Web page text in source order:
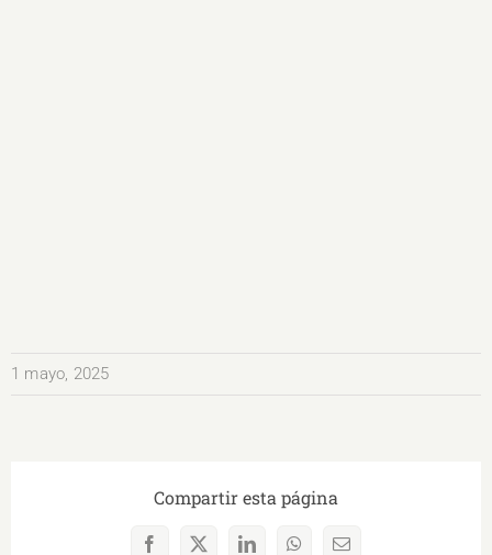
1 mayo, 2025
Compartir esta página
Facebook
X LinkedInWhatsAppCorreo